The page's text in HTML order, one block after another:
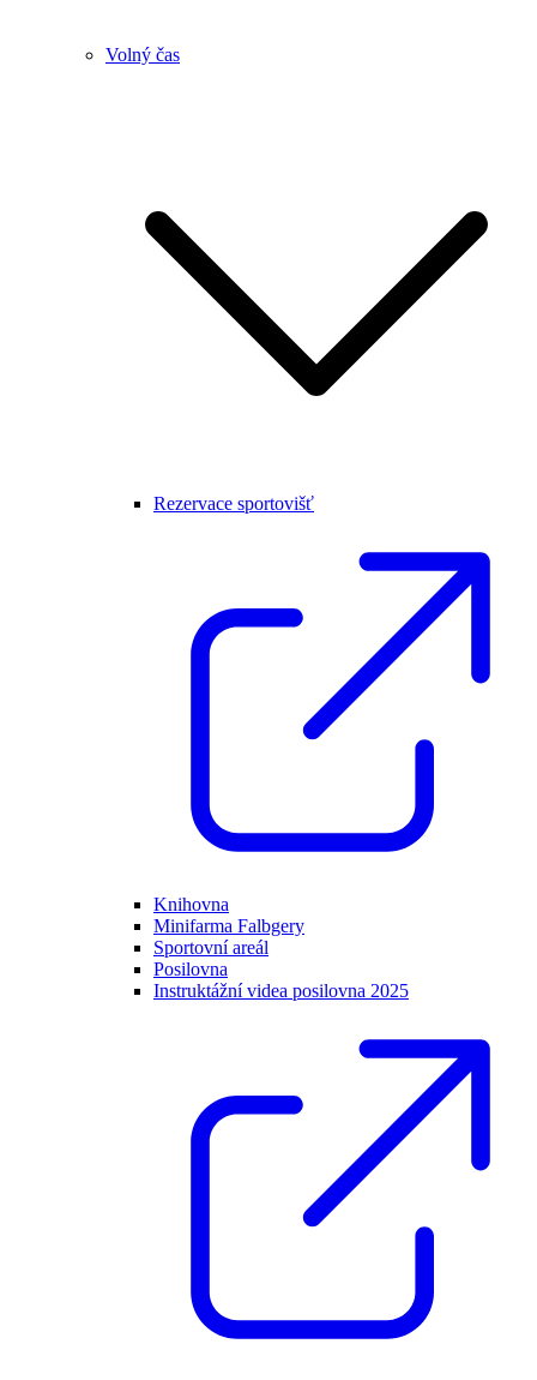
Volný čas
Rezervace sportovišť
Knihovna
Minifarma Falbgery
Sportovní areál
Posilovna
Instruktážní videa posilovna 2025